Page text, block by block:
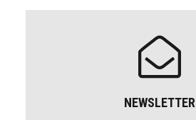
NEWSLETTER